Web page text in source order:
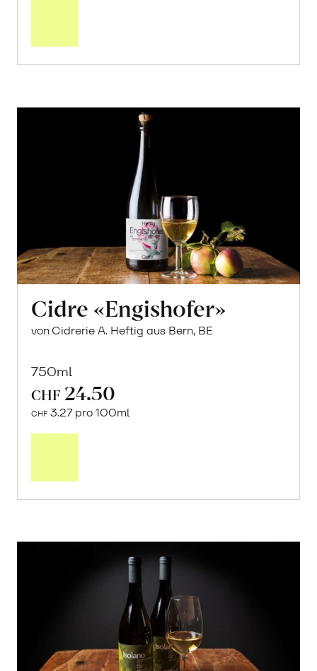
Cidre «Engishofer»
von Cidrerie A. Heftig aus Bern, BE
750ml
CHF 24.50
CHF 3.27 pro 100ml